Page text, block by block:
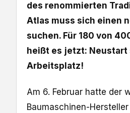
des renommierten
Atlas muss sich einen
suchen. Für 180 von
heißt es jetzt:
Arbeitsplatz!
Am 6. Februar hatte der
Baumaschinen-Hersteller